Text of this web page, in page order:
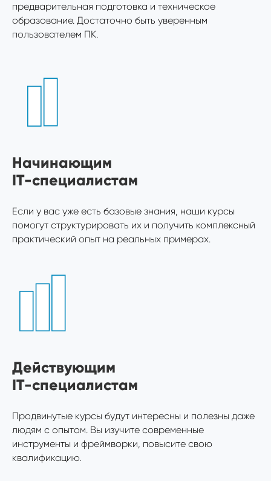
предварительная подготовка и техническое
образование. Достаточно быть уверенным
пользователем ПК.
Начинающим
IT-специалистам
Если у вас уже есть базовые знания, наши курсы
помогут структурировать их и получить комплексный
практический опыт на реальных примерах.
Действующим
IT-специалистам
Продвинутые курсы будут интересны и полезны даже
людям с опытом. Вы изучите современные
инструменты и фреймворки, повысите свою
квалификацию.